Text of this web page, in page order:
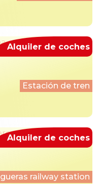
Estación de tren
Alquiler de coches
railway station
Alquiler de coches